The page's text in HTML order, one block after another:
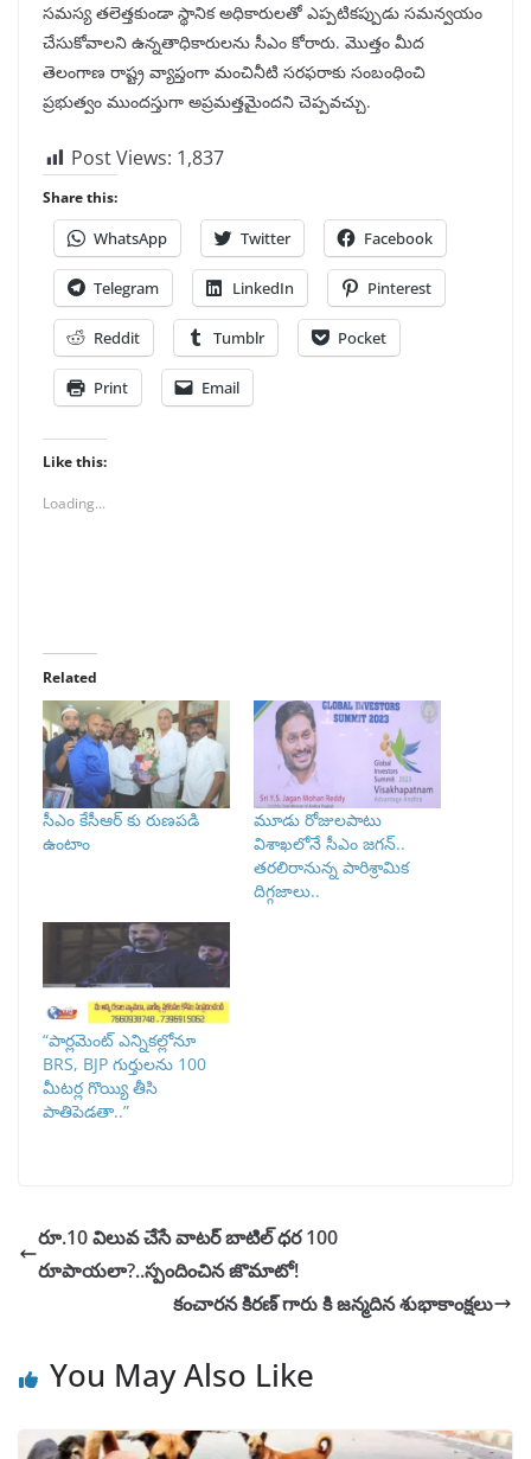
సమస్య తలెత్తకుండా స్థానిక అధికారులతో ఎప్పటికప్పుడు సమన్వయం
చేసుకోవాలని ఉన్నతాధికారులను సీఎం కోరారు. మొత్తం మీద
తెలంగాణ రాష్ట్ర వ్యాప్తంగా మంచినీటి సరఫరాకు సంబంధించి
ప్రభుత్వం ముందస్తుగా అప్రమత్తమైందని చెప్పవచ్చు.
Post Views: 1,837
Share this:
WhatsApp Twitter Facebook
Telegram LinkedIn Pinterest
Reddit Tumblr Pocket
Print Email
Like this:
Loading...
Related
సీఎం కేసీఆర్ కు రుణపడి
ఉంటాం
మూడు రోజులపాటు
విశాఖలోనే సీఎం జగన్‌..
తరలిరానున్న పారిశ్రామిక
దిగ్గజాలు..
“పార్లమెంట్ ఎన్నికల్లోనూ
BRS, BJP గుర్తులను 100
మీటర్ల గొయ్యి తీసి
పాతిపెడతా..”
రూ.10 విలువ చేసే వాటర్ బాటిల్ ధర 100
రూపాయలా?..స్పందించిన జొమాటో!
కంచారన కిరణ్ గారు కి జన్మదిన శుభాకాంక్షలు
You May Also Like